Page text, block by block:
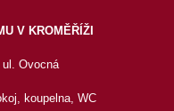
V KROMĚŘÍŽI
ul. Ovocná
koupelna, WC